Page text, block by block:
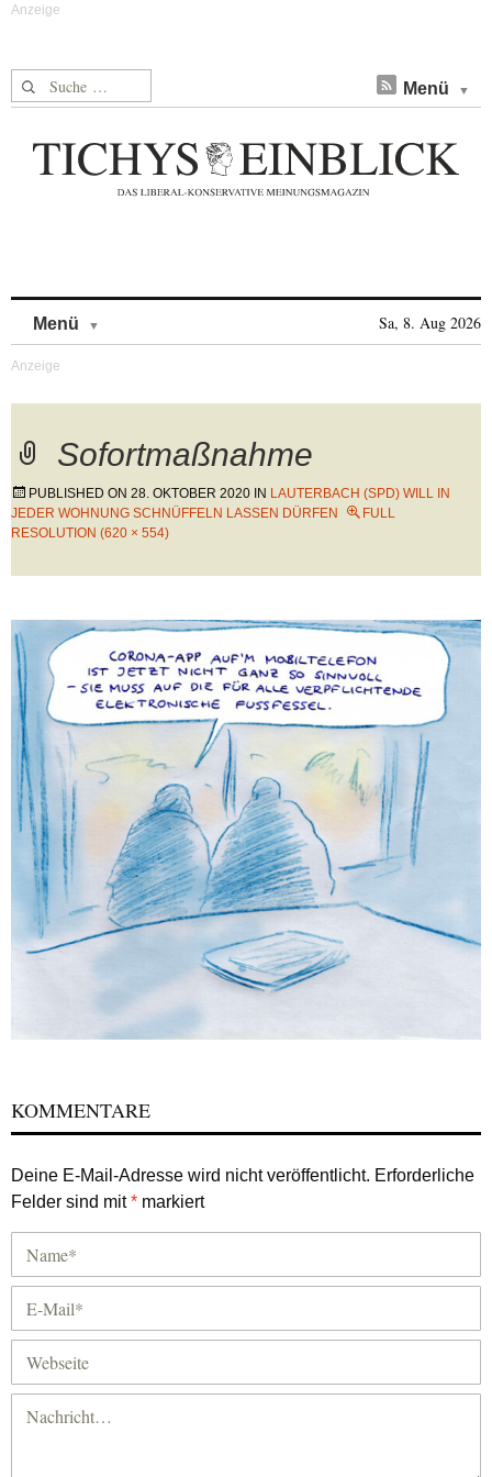
Suche nach: Menü
Menü Sa, 8. Aug 2026
Sofortmaßnahme
PUBLISHED ON 28. OKTOBER 2020 IN LAUTERBACH (SPD) WILL IN
JEDER WOHNUNG SCHNÜFFELN LASSEN DÜRFEN
FULL
RESOLUTION (620 × 554)
KOMMENTARE
Deine E-Mail-Adresse wird nicht veröffentlicht. Erforderliche
Felder sind mit* markiert